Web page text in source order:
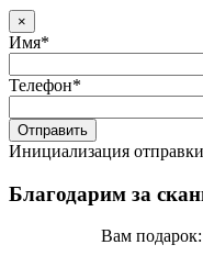
×
Имя*
Телефон*
Отправить
Инициализация
Благодарим за
Вам